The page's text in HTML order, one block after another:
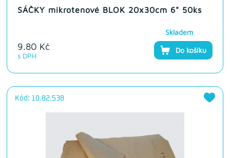
SÁČKY mikrotenové BLOK 20x30cm 6" 50ks
9.80 Kč
s DPH
Skladem
Do košíku
Kód: 10.82.538